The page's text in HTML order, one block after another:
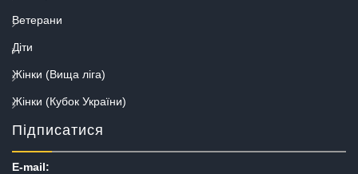
Ветерани
Діти
Жінки (Вища ліга)
Жінки (Кубок України)
Підписатися
E-mail: